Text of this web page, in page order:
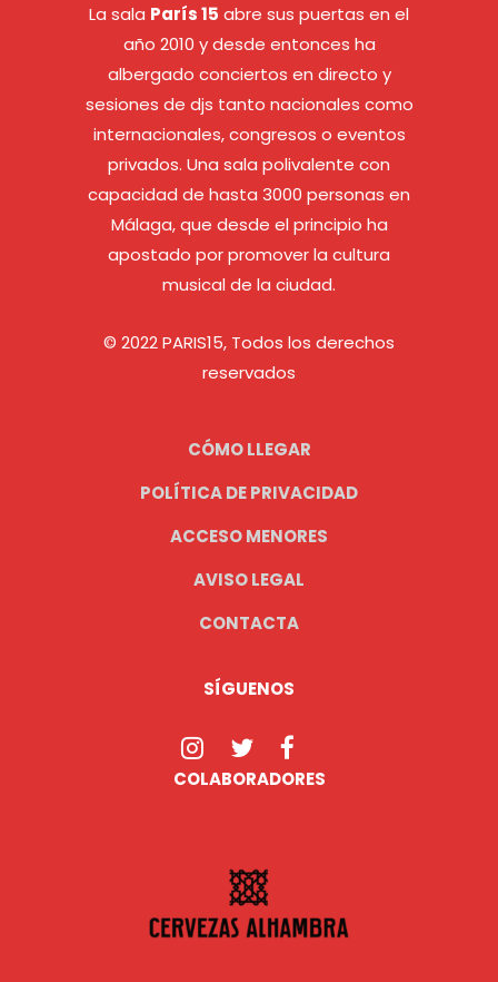
La sala París 15 abre sus puertas en el
año 2010 y desde entonces ha
albergado conciertos en directo y
sesiones de djs tanto nacionales como
internacionales, congresos o eventos
privados. Una sala polivalente con
capacidad de hasta 3000 personas en
Málaga, que desde el principio ha
apostado por promover la cultura
musical de la ciudad.
© 2022 PARIS15, Todos los derechos
reservados
CÓMO LLEGAR
POLÍTICA DE PRIVACIDAD
ACCESO MENORES
AVISO LEGAL
CONTACTA
SÍGUENOS
COLABORADORES